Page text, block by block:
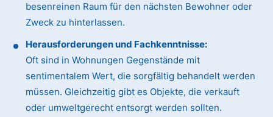
besenreinen Raum für den nächsten Bewohner oder
Zweck zu hinterlassen.
Herausforderungen und Fachkenntnisse:
Oft sind in Wohnungen Gegenstände mit
sentimentalem Wert, die sorgfältig behandelt werden
müssen. Gleichzeitig gibt es Objekte, die verkauft
oder umweltgerecht entsorgt werden sollten.